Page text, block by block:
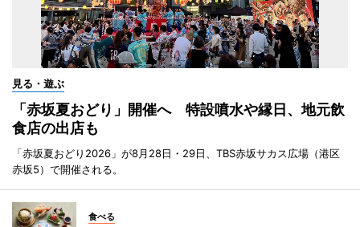
見る・遊ぶ
「赤坂夏おどり」開催へ 特設噴水や縁日、地元飲
食店の出店も
「赤坂夏おどり2026」が8月28日・29日、TBS赤坂サカス広場（港区
赤坂5）で開催される。
食べる